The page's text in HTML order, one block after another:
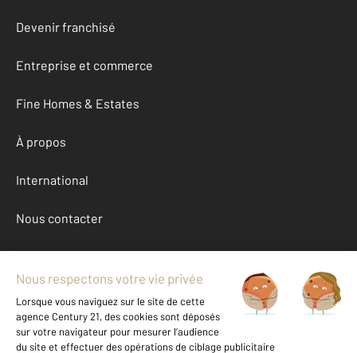
Devenir franchisé
Entreprise et commerce
Fine Homes & Estates
À propos
International
Nous contacter
Mentions légales & CGU et Barèmes d'honoraires
Données personnelles
Gestionnaire des cookies